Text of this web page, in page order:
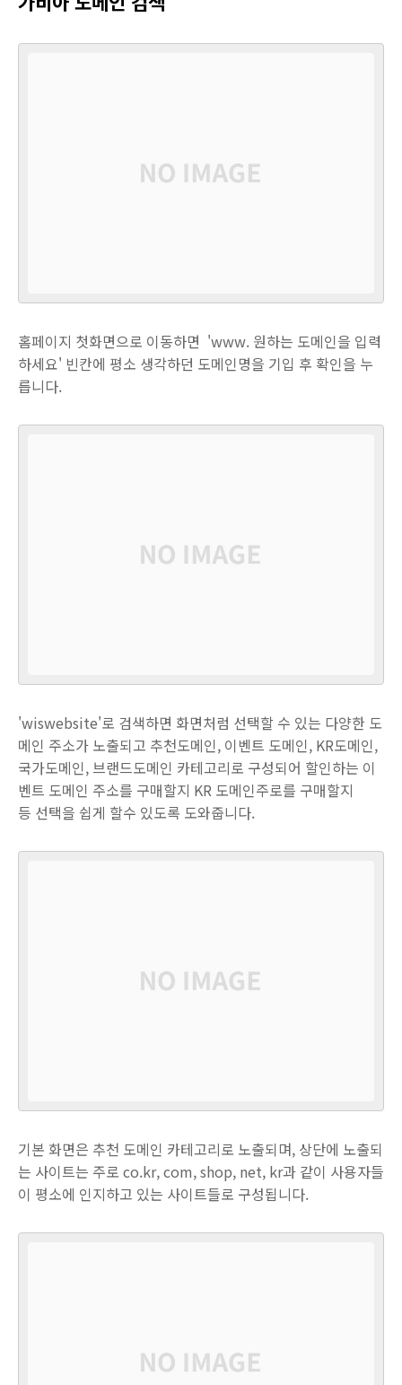
홈페이지 첫화면으로 이동하면 'www. 원하는 도메인을 입력
하세요' 빈칸에 평소 생각하던 도메인명을 기입 후 확인을 누
릅니다.
'wiswebsite'로 검색하면 화면처럼 선택할 수 있는 다양한 도
메인 주소가 노출되고 추천도메인, 이벤트 도메인, KR도메인,
국가도메인, 브랜드도메인 카테고리로 구성되어 할인하는 이
벤트 도메인 주소를 구매할지 KR 도메인주로를 구매할지
등 선택을 쉽게 할수 있도록 도와줍니다.
기본 화면은 추천 도메인 카테고리로 노출되며, 상단에 노출되
는 사이트는 주로 co.kr, com, shop, net, kr과 같이 사용자들
이 평소에 인지하고 있는 사이트들로 구성됩니다.